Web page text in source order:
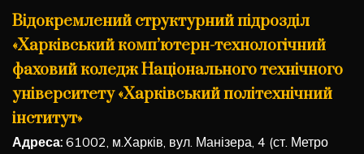
Відокремлений структурний підрозділ
«Харківський комп’ютерн-технологічний
фаховий коледж Національного технічного
університету «Харківський політехнічний
інститут»
Адреса: 61002, м.Харків, вул. Манізера, 4 (ст. Метро